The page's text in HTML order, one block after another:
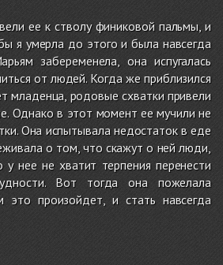
ее к стволу финиковой пальмы, и
я умерла до этого и была навсегда
забеременела, она испугалась
от людей. Когда же приблизился
младенца, родовые схватки привели
Однако в этот момент ее мучили не
Она испытывала недостаток в еде
о том, что скажут о ней люди,
у нее не хватит терпения перенести
Вот тогда она пожелала
это произойдет, и стать навсегда